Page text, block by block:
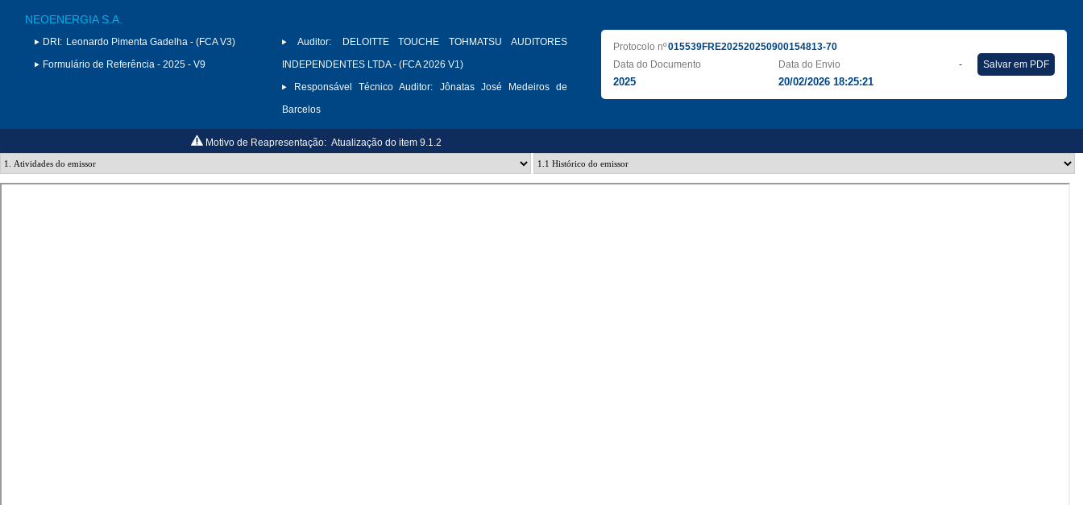
NEOENERGIA S.A.
DRI: Leonardo Pimenta Gadelha - (FCA V3)
Formulário de Referência - 2025 - V9
Auditor:
DELOITTE TOUCHE TOHMATSU AUDITORES
INDEPENDENTES LTDA - (FCA 2026 V1)
Responsável Técnico Auditor:
Jônatas José Medeiros de
Barcelos
Protocolo nº015539FRE202520250900154813-70
Data do Documento
2025
Data do Envio
20/02/2026 18:25:21
- Salvar em PDF
Motivo de Reapresentação: Atualização do item 9.1.2